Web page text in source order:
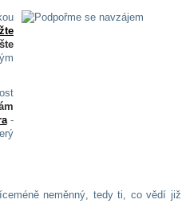
-
neměnný, tedy ti, co vědí již